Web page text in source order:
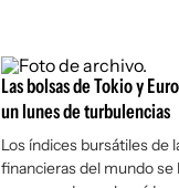
Las bolsas de Tokio y
un lunes de turbulencias
Los índices bursátiles de
financieras del mundo se